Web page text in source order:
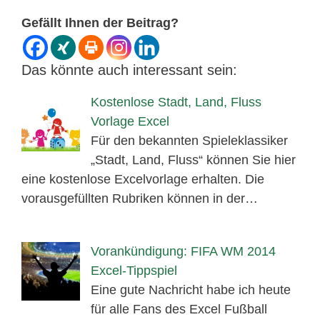
Gefällt Ihnen der Beitrag?
Das könnte auch interessant sein:
Kostenlose Stadt, Land, Fluss
Vorlage Excel
Für den bekannten Spieleklassiker
„Stadt, Land, Fluss“ können Sie hier
eine kostenlose Excelvorlage erhalten. Die
vorausgefüllten Rubriken können in der…
Vorankündigung: FIFA WM 2014
Excel-Tippspiel
Eine gute Nachricht habe ich heute
für alle Fans des Excel Fußball